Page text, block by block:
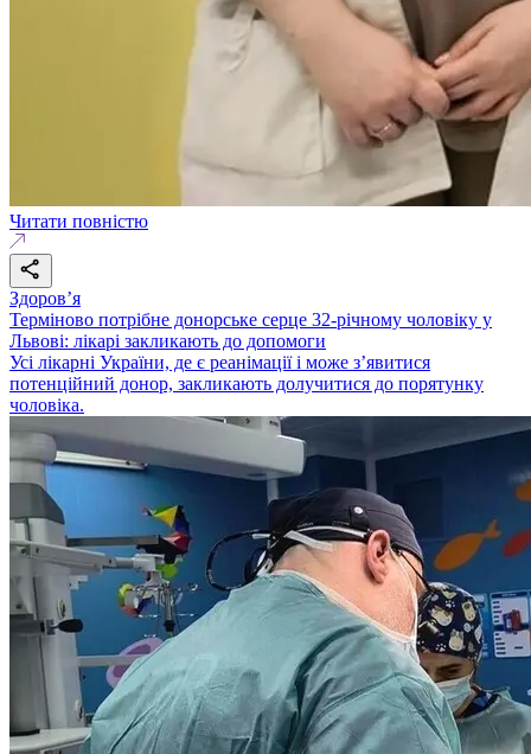
Читати повністю
Здоровʼя
Терміново потрібне донорське серце 32-річному чоловіку у
Львові: лікарі закликають до допомоги
Усі лікарні України, де є реанімації і може зʼявитися
потенційний донор, закликають долучитися до порятунку
чоловіка.